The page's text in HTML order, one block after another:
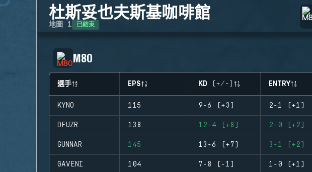
杜斯妥也夫斯基咖啡館
地圖 1 已結束
M80
選手 EPS KD (+/-) ENTRY
KYNO 115 9-6 (+3) 2-1 (+1)
DFUZR 138 12-4 (+8) 2-0 (+2)
GUNNAR 145 13-6 (+7) 3-1 (+2)
GAVENI 104 7-8 (-1) 1-0 (+1)